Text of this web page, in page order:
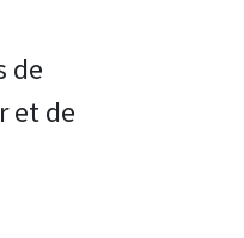
de
et de